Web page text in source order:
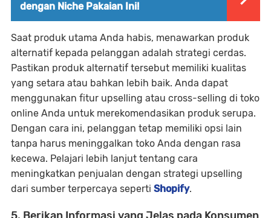
dengan Niche Pakaian Ini!
Saat produk utama Anda habis, menawarkan produk
alternatif kepada pelanggan adalah strategi cerdas.
Pastikan produk alternatif tersebut memiliki kualitas
yang setara atau bahkan lebih baik. Anda dapat
menggunakan fitur upselling atau cross-selling di toko
online Anda untuk merekomendasikan produk serupa.
Dengan cara ini, pelanggan tetap memiliki opsi lain
tanpa harus meninggalkan toko Anda dengan rasa
kecewa. Pelajari lebih lanjut tentang cara
meningkatkan penjualan dengan strategi upselling
dari sumber terpercaya seperti Shopify.